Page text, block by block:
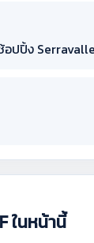
อปปิ้ง
ในหน้านี้